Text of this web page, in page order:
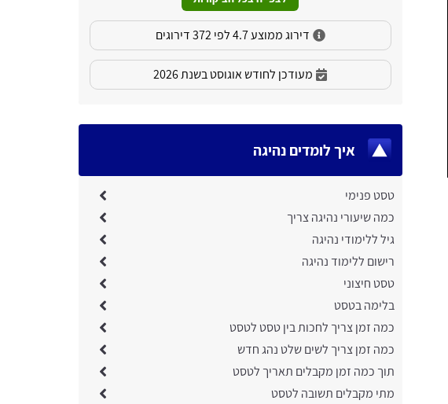
דירוג ממוצע 4.7 לפי 372 דירוגים
מעודכן לחודש אוגוסט בשנת 2026
איך לומדים נהיגה
טסט פנימי
כמה שיעורי נהיגה צריך
גיל ללימודי נהיגה
רישום ללימוד נהיגה
טסט חיצוני
בלימה בטסט
כמה זמן צריך לחכות בין טסט לטסט
כמה זמן צריך לשים שלט נהג חדש
תוך כמה זמן מקבלים תאריך לטסט
מתי מקבלים תשובה לטסט